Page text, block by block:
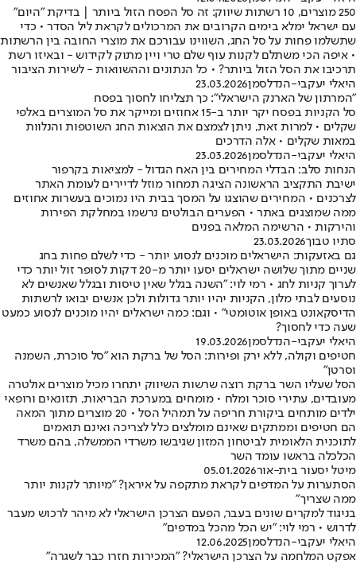
250 מוצרים, 10 רשתות שיווק: זה סל הפסח הזול ביותר | בדיקת ״היום״
עם ישראל ימלא בימים הקרובים את המרכולים לקראת ליל הסדר • כדי
שתשלמו פחות על סל החג, השווינו עבורכם את מוצרי החובה בין הרשתות
• איפה הכי משתלם לקנות עוף שלם טרי ויין מתוק לקידוש - ובאיזו רשת
תרכיבו את הסל הזול ביותר? • כל הנתונים וההשוואות - לשירות הציבור
היאלי יעקבי-הנדלסמן23.03.2026
"המרתון של הארנק הישראלי": כך תצליחו לחסוך בפסח
סל הקניות בפסח יקר יותר ב-15 אחוזים ומייקר את סל המוצרים באלפי
שקלים • למרות זאת, ניתן לצמצם את הוצאות החג השוטפות והנלוות
במאות שקלים • אלה הדרכים
היאלי יעקבי-הנדלסמן23.03.2026
הנחות סלב: הבדלי המחירים בין האח הגדול - למציאות בקרפור
ישיבת התקציב הראשונה הציגה תמחור מוזל לדיירים לעומת האתר
לצרכנים • המחירים שהוצגו על המסך בבית היו נמוכים בעשרות אחוזים
ממה שמוצגים באתר • הפערים הבולטים נרשמו במחלקת הפירות
והירקות • הרשימה המלאה בפנים
סתיו טבוך23.03.2026
גם באזעקות: הישראלים מוכנים לנסוע יותר - כדי לשלם פחות בחג
שניים מתוך שלושה ישראלים יסעו יותר מ-20 דקות לסופר זול יותר כדי
לערוך קניות לחג • רמי לוי: "השנה בגלל שאין טיסות ובגלל שאנשים לא
נוסעים לבתי מלון, הקניות יהיו יותר גדולות ולכן אנשים יבואו לרשתות
הדיסקאונט באופן אוטומטי" • וגם: כמה ישראלים יהיו מוכנים לנסוע כמעט
שעה כדי לחסוך?
היאלי יעקבי-הנדלסמן19.03.2026
חטיפים וקולה, ללא ירק ופירות: הסל של ברקת הוא "סל סוכרת, השמנה
וסרטן"
הסל שעליו השר ברקת רוצה שרשות השיווק יתחרו מכיל מוצרים אולטרה
מעובדים, עתירי סוכר ומלח • מומחים במערכת הבריאות, תזונאים ורופאי
ילדים מותחים ביקורת חריפה על תמהיל הסל • 20 מוצרים מתוך המאה
הם חטיפים וממתקים שאינם מומלצים כלל לצריכה ואינם תואמים
לתוכנית הלאומית לביטחון המזון שגיבשו משרדי הממשלה, בהם משרד
הכלכלה בראשו עומד השר
מיטל יסעור בית-אור05.01.2026
הסתערות על המדפים לקראת מתקפה על איראן? "מיותר לקנות יותר
ממה שצריך"
בניגוד למקרים שונים בעבר, הפעם הצרכן הישראלי לא מיהר לרכוש מעבר
לדרוש • רמי לוי: "יש הכל מהכל במדפים"
היאלי יעקבי-הנדלסמן12.06.2025
אפקט המלחמה על הצרכן הישראלי? "המכירות חזרו כבר לשגרה"